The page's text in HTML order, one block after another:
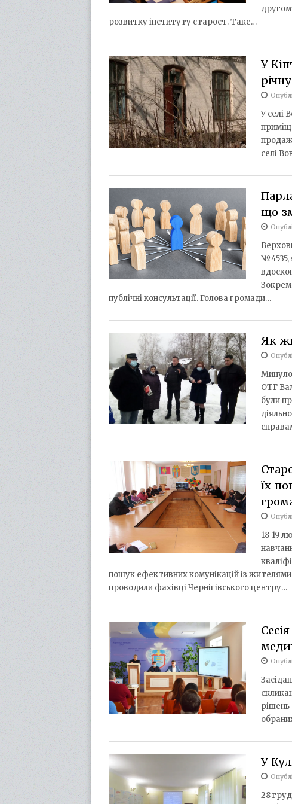
розвитку інституту старост. Таке…
У
У селі
селі
що
№4535,
публічні консультації. Голова громади…
Як
ОТГ
були
їх
18-19
пошук ефективних комунікацій із
проводили фахівці Чернігівського центру…
рішень
У
28